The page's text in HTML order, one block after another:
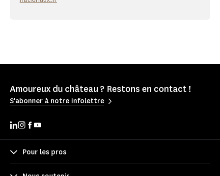
Amoureux du château ? Restons en contact !
S'abonner à notre infolettre
Pour les pros